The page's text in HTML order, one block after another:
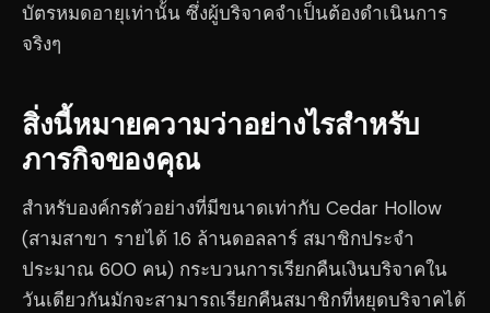
บัตรหมดอายุเท่านั้น ซึ่งผู้บริจาคจำเป็นต้องดำเนินการ
จริงๆ
สิ่งนี้หมายความว่าอย่างไรสำหรับ
ภารกิจของคุณ
สำหรับองค์กรตัวอย่างที่มีขนาดเท่ากับ Cedar Hollow
(สามสาขา รายได้ 1.6 ล้านดอลลาร์ สมาชิกประจำ
ประมาณ 600 คน) กระบวนการเรียกคืนเงินบริจาคใน
วันเดียวกันมักจะสามารถเรียกคืนสมาชิกที่หยุดบริจาคได้